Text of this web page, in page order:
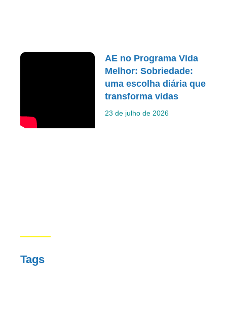
AE no Programa Vida
Melhor: Sobriedade:
uma escolha diária que
transforma vidas
23 de julho de 2026
Tags